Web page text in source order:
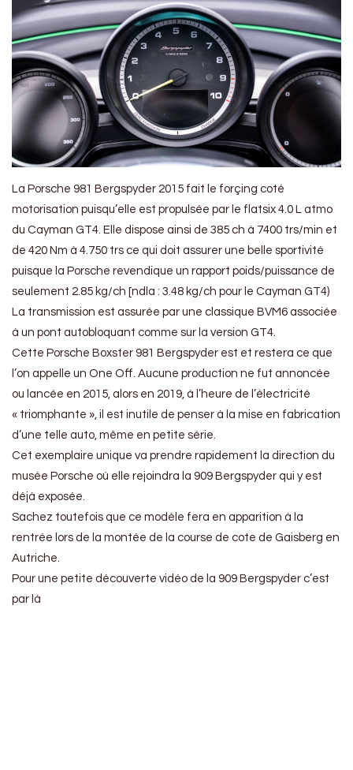
La Porsche 981 Bergspyder 2015 fait le forçing coté
motorisation puisqu’elle est propulsée par le flatsix 4.0 L atmo
du Cayman GT4. Elle dispose ainsi de 385 ch à 7400 trs/min et
de 420 Nm à 4.750 trs ce qui doit assurer une belle sportivité
puisque la Porsche revendique un rapport poids/puissance de
seulement 2.85 kg/ch [ndla : 3.48 kg/ch pour le Cayman GT4)
La transmission est assurée par une classique BVM6 associée
à un pont autobloquant comme sur la version GT4.
Cette Porsche Boxster 981 Bergspyder est et restera ce que
l’on appelle un One Off. Aucune production ne fut annoncée
ou lancée en 2015, alors en 2019, à l’heure de l’électricité
« triomphante », il est inutile de penser à la mise en fabrication
d’une telle auto, même en petite série.
Cet exemplaire unique va prendre rapidement la direction du
musée Porsche où elle rejoindra la 909 Bergspyder qui y est
déjà exposée.
Sachez toutefois que ce modèle fera en apparition à la
rentrée lors de la montée de la course de cote de Gaisberg en
Autriche.
Pour une petite découverte vidéo de la 909 Bergspyder c’est
par là